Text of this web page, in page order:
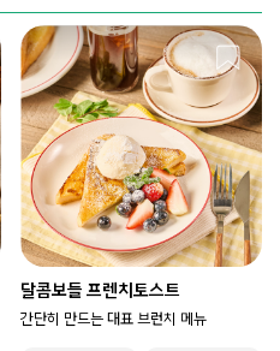
달콤보들 프렌치토스트
간단히 만드는 대표 브런치 메뉴